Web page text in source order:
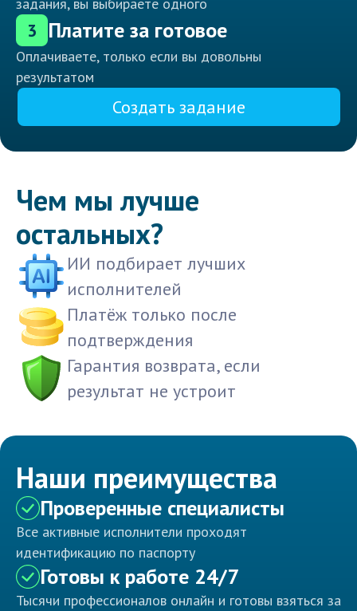
задания, вы выбираете одного
3 Платите за готовое
Оплачиваете, только если вы довольны
результатом
Создать задание
Чем мы лучше
остальных?
ИИ подбирает лучших
исполнителей
Платёж только после
подтверждения
Гарантия возврата, если
результат не устроит
Наши преимущества
Проверенные специалисты
Все активные исполнители проходят
идентификацию по паспорту
Готовы к работе 24/7
Тысячи профессионалов онлайн и готовы взяться за